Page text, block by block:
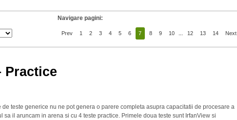
Navigare pagini:
Prev 1 2 3 4 5 6 7 8 9 10 12 13 14 Next
Practice
de teste generice nu ne pot genera o parere completa asupra capacitatii de procesare a
sa il aruncam in arena si cu 4 teste practice. Primele doua teste sunt IrfanView si